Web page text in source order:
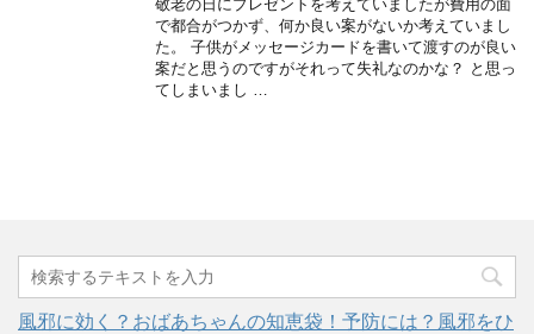
敬老の日にプレゼントを考えていましたが費用の面
で都合がつかず、何か良い案がないか考えていまし
た。 子供がメッセージカードを書いて渡すのが良い
案だと思うのですがそれって失礼なのかな？ と思っ
てしまいまし …
風邪に効く？おばあちゃんの知恵袋！予防には？風邪をひ